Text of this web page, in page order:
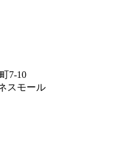
7-10
スモール